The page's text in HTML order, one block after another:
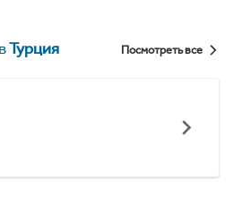
Турция Посмотреть все